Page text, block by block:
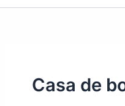
Casa de